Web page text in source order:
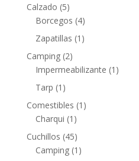
Calzado (5)
Borcegos (4)
Zapatillas (1)
Camping (2)
Impermeabilizante (1)
Tarp (1)
Comestibles (1)
Charqui (1)
Cuchillos (45)
Camping (1)